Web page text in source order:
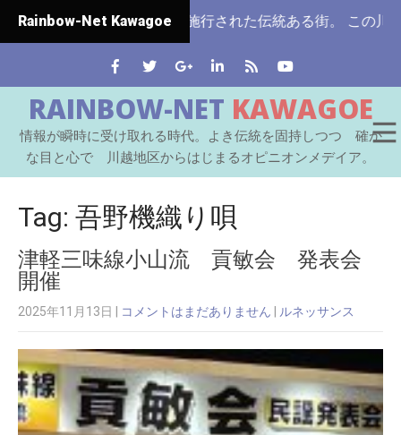
Rainbow-Net Kawagoe
玉県ではじめて市制施行された伝統ある街。 この川越をは
RAINBOW-NET KAWAGOE
情報が瞬時に受け取れる時代。よき伝統を固持しつつ 確か
な目と心で 川越地区からはじまるオピニオンメデイア。
Tag: 吾野機織り唄
津軽三味線小山流 貢敏会 発表会
開催
2025年11月13日 コメントはまだありません ルネッサンス